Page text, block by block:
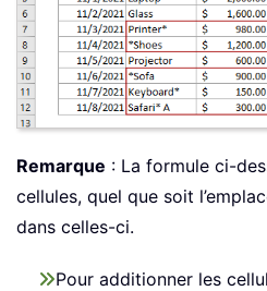
Remarque : La formule ci-
cellules, quel que soit
dans celles-ci.
Pour additionner les